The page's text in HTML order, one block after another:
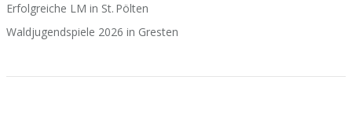
Erfolgreiche LM in St. Pölten
Waldjugendspiele 2026 in Gresten